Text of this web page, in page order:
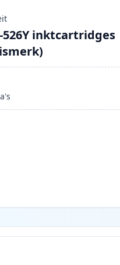
526Y inktcartridges